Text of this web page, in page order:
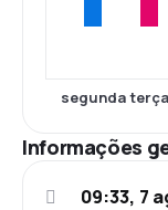
segunda terça
Informações
09:33, 7